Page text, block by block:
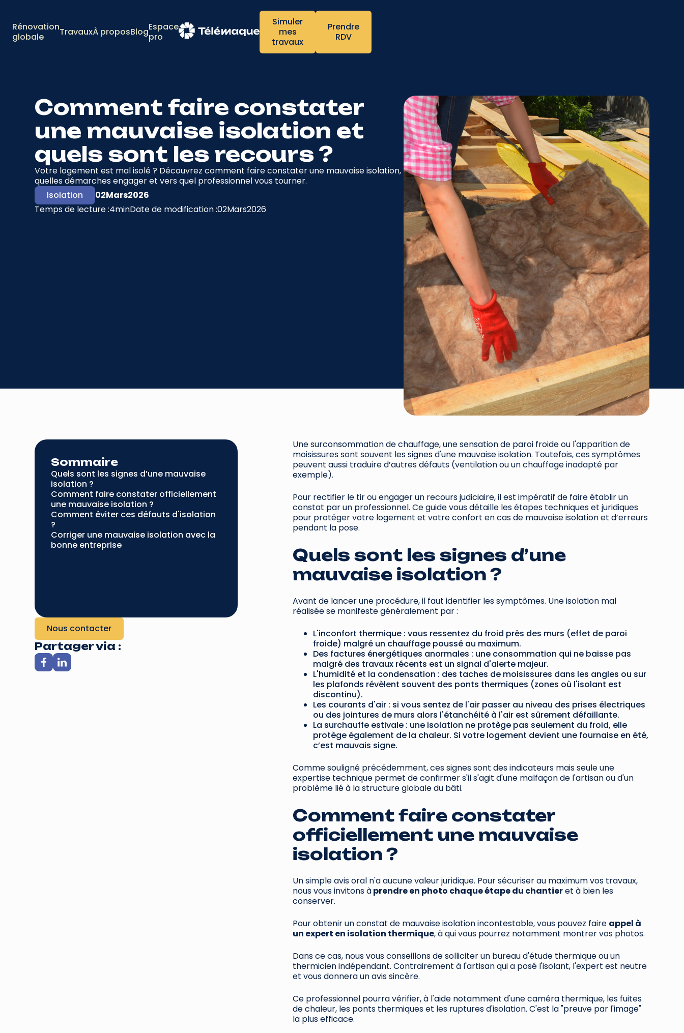
Rénovation
globale
TravauxÀ proposBlogEspace
pro
Simuler
mes
travaux
Prendre
RDV
Comment faire constater
une mauvaise isolation et
quels sont les recours ?
Votre logement est mal isolé ? Découvrez comment faire constater une mauvaise isolation,
quelles démarches engager et vers quel professionnel vous tourner.
Isolation
02Mars2026
Temps de lecture :4minDate de modification :02Mars2026
Sommaire
Quels sont les signes d’une mauvaise
isolation ?
Comment faire constater officiellement
une mauvaise isolation ?
Comment éviter ces défauts d'isolation
?
Corriger une mauvaise isolation avec la
bonne entreprise
Nous contacter
Partager via :
Une surconsommation de chauffage, une sensation de paroi froide ou l'apparition de
moisissures sont souvent les signes d'une mauvaise isolation. Toutefois, ces symptômes
peuvent aussi traduire d’autres défauts (ventilation ou un chauffage inadapté par
exemple).
Pour rectifier le tir ou engager un recours judiciaire, il est impératif de faire établir un
constat par un professionnel. Ce guide vous détaille les étapes techniques et juridiques
pour protéger votre logement et votre confort en cas de mauvaise isolation et d’erreurs
pendant la pose.
Quels sont les signes d’une
mauvaise isolation ?
Avant de lancer une procédure, il faut identifier les symptômes. Une isolation mal
réalisée se manifeste généralement par :
L'inconfort thermique : vous ressentez du froid près des murs (effet de paroi
froide) malgré un chauffage poussé au maximum.
Des factures énergétiques anormales : une consommation qui ne baisse pas
malgré des travaux récents est un signal d'alerte majeur.
L'humidité et la condensation : des taches de moisissures dans les angles ou sur
les plafonds révèlent souvent des ponts thermiques (zones où l'isolant est
discontinu).
Les courants d'air : si vous sentez de l'air passer au niveau des prises électriques
ou des jointures de murs alors l'étanchéité à l'air est sûrement défaillante.
La surchauffe estivale : une isolation ne protège pas seulement du froid, elle
protège également de la chaleur. Si votre logement devient une fournaise en été,
c’est mauvais signe.
Comme souligné précédemment, ces signes sont des indicateurs mais seule une
expertise technique permet de confirmer s'il s'agit d'une malfaçon de l'artisan ou d'un
problème lié à la structure globale du bâti.
Comment faire constater
officiellement une mauvaise
isolation ?
Un simple avis oral n'a aucune valeur juridique. Pour sécuriser au maximum vos travaux,
nous vous invitons àprendre en photo chaque étape du chantieret à bien les
conserver.
Pour obtenir un constat de mauvaise isolation incontestable, vous pouvez faire appel à
un expert en isolation thermique, à qui vous pourrez notamment montrer vos photos.
Dans ce cas, nous vous conseillons de solliciter un bureau d'étude thermique ou un
thermicien indépendant. Contrairement à l'artisan qui a posé l'isolant, l'expert est neutre
et vous donnera un avis sincère.
Ce professionnel pourra vérifier, à l'aide notamment d'une caméra thermique, les fuites
de chaleur, les ponts thermiques et les ruptures d'isolation. C'est la "preuve par l'image"
la plus efficace.